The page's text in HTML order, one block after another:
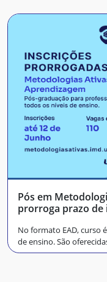
Pós em
prorroga prazo de
No formato EAD, curso
de ensino. São